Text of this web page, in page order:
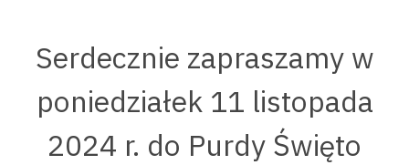
Serdecznie zapraszamy w
poniedziałek 11 listopada
2024 r. do Purdy Święto